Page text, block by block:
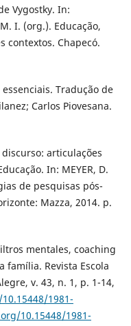
Vygostky. In:
M. I. (org.). Educação,
contextos. Chapecó.
essenciais. Tradução de
Carlos Piovesana.
discurso: articulações
In: MEYER, D.
de pesquisas pós-
Mazza, 2014. p.
mentales, coaching
família. Revista Escola
v. 43, n. 1, p. 1-14,
1981-
10.15448/1981-